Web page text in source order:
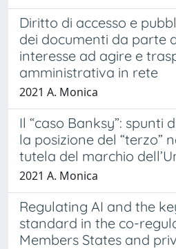
Diritto di accesso e
dei documenti da parte
interesse ad agire e
amministrativa in rete
2021 A. Monica
Il “caso Banksy”: spunti
la posizione del “terzo”
tutela del marchio
2021 A. Monica
Regulating AI and the
standard in the co-
Members States and